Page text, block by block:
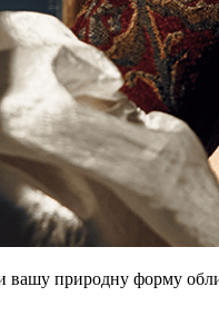
вашу природну форму